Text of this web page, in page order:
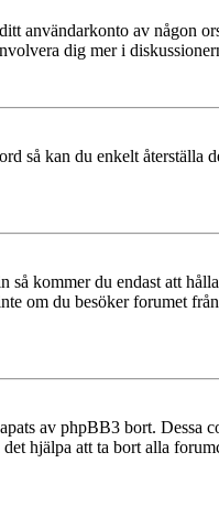
användarkonto av någon
dig mer i
så kan du enkelt
kommer du endast att
om du besöker forumet
av phpBB3 bort.
hjälpa att ta bort alla